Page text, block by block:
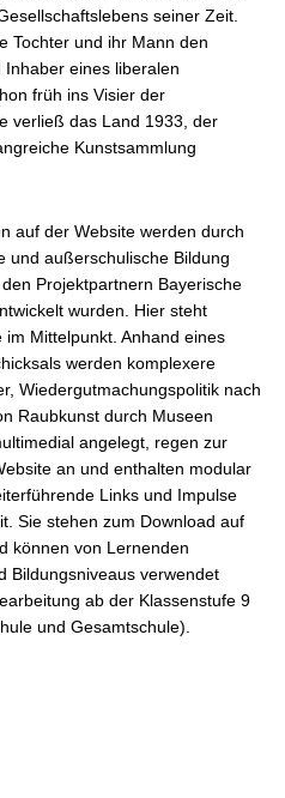
seiner Zeit.
Tochter und ihr Mann den
Inhaber eines liberalen
früh ins Visier der
verließ das Land 1933, der
Kunstsammlung
auf der Website werden durch
und außerschulische Bildung
Projektpartnern Bayerische
wurden. Hier steht
Mittelpunkt. Anhand eines
werden komplexere
Wiedergutmachungspolitik nach
Raubkunst durch Museen
angelegt, regen zur
an und enthalten modular
Links und Impulse
Sie stehen zum Download auf
können von Lernenden
Bildungsniveaus verwendet
ab der Klassenstufe 9
und Gesamtschule).